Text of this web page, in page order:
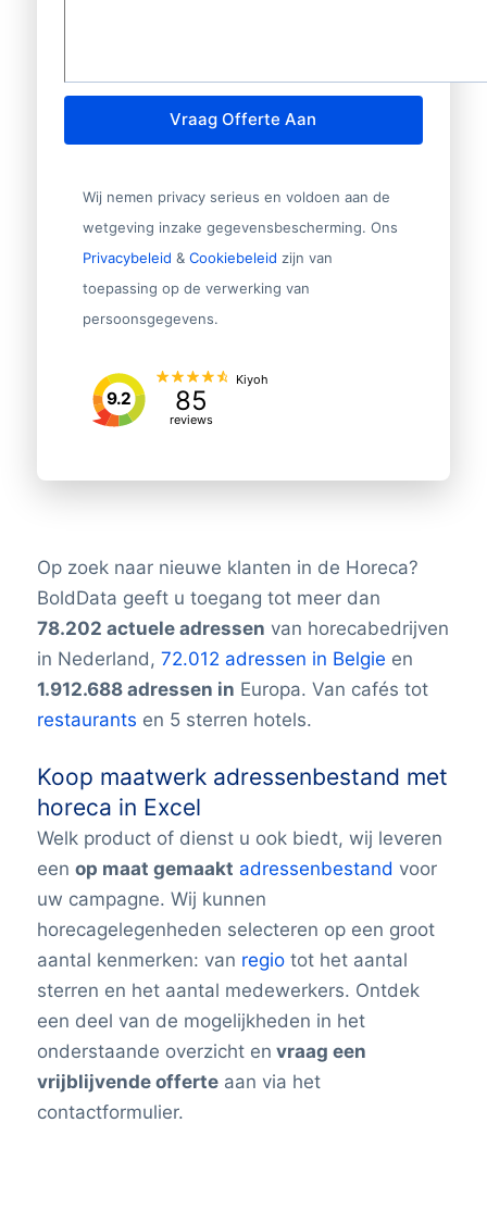
Vraag Offerte Aan
Wij nemen privacy serieus en voldoen aan de
wetgeving inzake gegevensbescherming. Ons
Privacybeleid & Cookiebeleid zijn van
toepassing op de verwerking van
persoonsgegevens.
9.2 85
reviews
Kiyoh
Op zoek naar nieuwe klanten in de Horeca?
BoldData geeft u toegang tot meer dan
78.202 actuele adressen van horecabedrijven
in Nederland, 72.012 adressen in Belgie en
1.912.688 adressen in Europa. Van cafés tot
restaurants en 5 sterren hotels.
Koop maatwerk adressenbestand met
horeca in Excel
Welk product of dienst u ook biedt, wij leveren
een op maat gemaakt adressenbestand voor
uw campagne. Wij kunnen
horecagelegenheden selecteren op een groot
aantal kenmerken: van regiotot het aantal
sterren en het aantal medewerkers. Ontdek
een deel van de mogelijkheden in het
onderstaande overzicht en vraag een
vrijblijvende offerteaan via het
contactformulier.